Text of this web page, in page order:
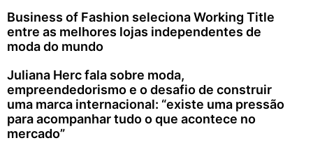
Business of Fashion seleciona Working Title
entre as melhores lojas independentes de
moda do mundo
Juliana Herc fala sobre moda,
empreendedorismo e o desafio de construir
uma marca internacional: “existe uma pressão
para acompanhar tudo o que acontece no
mercado”